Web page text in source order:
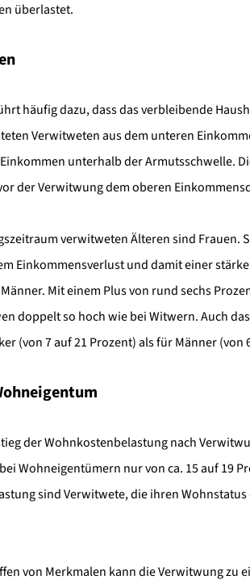
überlastet.
häufig dazu, dass das verbleibende
Verwitweten aus dem unteren
unterhalb der Armutsschwelle.
der Verwitwung dem oberen
verwitweten Älteren sind Frauen.
Einkommensverlust und damit einer
Mit einem Plus von rund sechs
doppelt so hoch wie bei Witwern. Auch
(von 7 auf 21 Prozent) als für Männer (von
der Wohnkostenbelastung nach
Wohneigentümern nur von ca. 15 auf 19
sind Verwitwete, die ihren
von Merkmalen kann die Verwitwung zu